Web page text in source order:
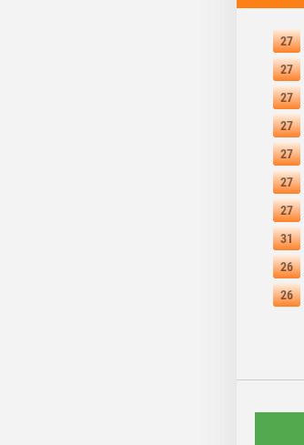
27
27
27
27
27
27
27
31
26
26